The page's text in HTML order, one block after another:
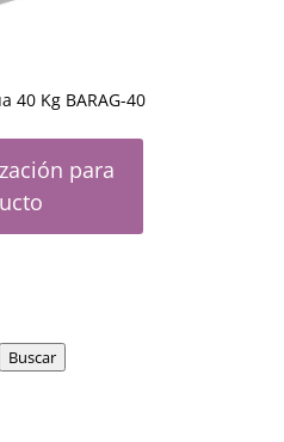
40 Kg BARAG-40
para
Buscar